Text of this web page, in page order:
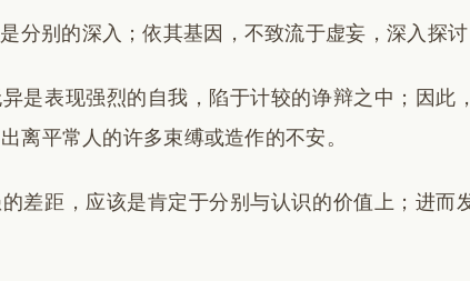
分别的深入；依其基因，不致流于虚妄，深入探讨
是表现强烈的自我，陷于计较的诤辩之中；因此
离平常人的许多束缚或造作的不安。
差距，应该是肯定于分别与认识的价值上；进而